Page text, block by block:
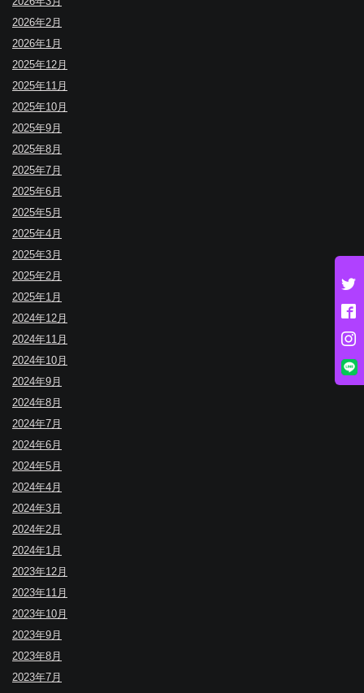
2026年2月
2026年1月
2025年12月
2025年11月
2025年10月
2025年9月
2025年8月
2025年7月
2025年6月
2025年5月
2025年4月
2025年3月
2025年2月
2025年1月
2024年12月
2024年11月
2024年10月
2024年9月
2024年8月
2024年7月
2024年6月
2024年5月
2024年4月
2024年3月
2024年2月
2024年1月
2023年12月
2023年11月
2023年10月
2023年9月
2023年8月
2023年7月